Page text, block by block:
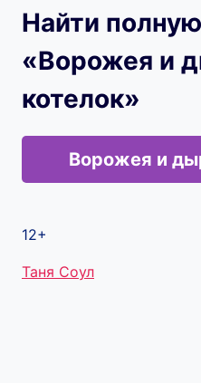
Найти
«Ворожея и
котелок»
Ворожея и
12+
Метки
Таня Соул